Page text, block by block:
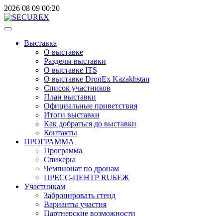
2026 08 09 00:20
Выставка
О выставке
Разделы выставки
О выставке ITS
О выставке DronEx Kazakhstan
Список участников
План выставки
Официальные приветствия
Итоги выставки
Как добраться до выставки
Контакты
ПРОГРАММА
Программа
Спикеры
Чемпионат по дронам
ПРЕСС-ЦЕНТР RUБЕЖ
Участникам
Забронировать стенд
Варианты участия
Партнерские возможности